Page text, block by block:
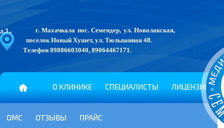
О КЛИНИКЕ СПЕЦИАЛИСТЫ ЛИЦЕНЗИИ
ОМС ОТЗЫВЫ ПРАЙС
г. Махачкала
пос. Семендер, ул. Новолакская, д.3.,
поселок Новый Хушет, ул. Тюльпанная 48.
Телефон 89886603040, 89064467171.